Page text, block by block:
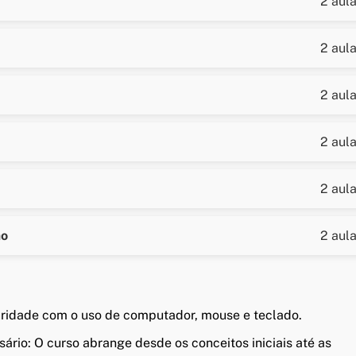
2
elementos gráficos
2
sumários
2
2
2
com o uso de computador, mouse e teclado.
O curso abrange desde os conceitos iniciais até as